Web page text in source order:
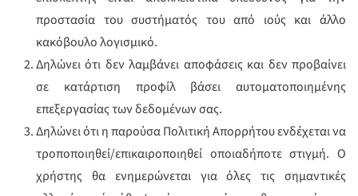
προστασία του συστήματός του από ιούς και άλλο
κακόβουλο λογισμικό.
Δηλώνει ότι δεν λαμβάνει αποφάσεις και δεν προβαίνει
σε κατάρτιση προφίλ βάσει αυτοματοποιημένης
επεξεργασίας των δεδομένων σας.
Δηλώνει ότι η παρούσα Πολιτική Απορρήτου ενδέχεται να
τροποποιηθεί/επικαιροποιηθεί οποιαδήποτε στιγμή. O
χρήστης θα ενημερώνεται για όλες τις σημαντικές